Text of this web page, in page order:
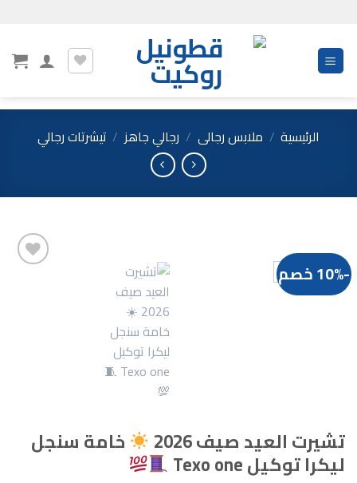
content
الرئيسية / ملابس رجالى / رجالي جاهز / تيشرتات رجالي
-10% خصم
تشيرت العيد صيف 2026 خامة سنجل
ليكرا توكيل Texo one